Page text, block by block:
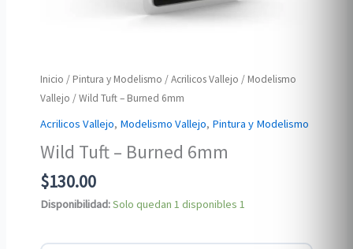
Inicio / Pintura y Modelismo /Acrilicos Vallejo / Modelismo
Vallejo / Wild Tuft – Burned 6mm
Acrilicos Vallejo, Modelismo Vallejo, Pintura y Modelismo
Wild Tuft – Burned 6mm
$130.00
Disponibilidad:Solo quedan 1 disponibles 1